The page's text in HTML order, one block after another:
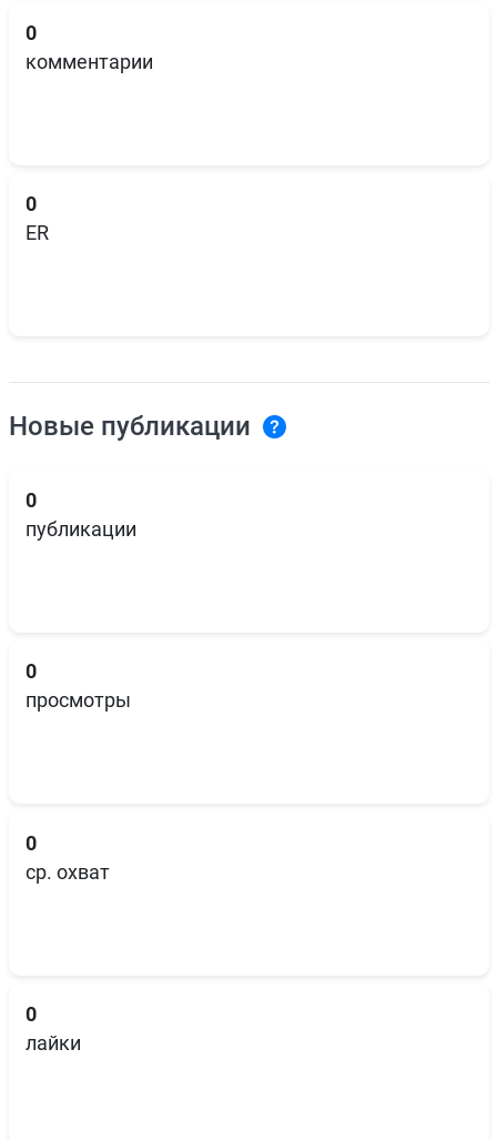
0
комментарии
0
ER
Новые публикации
0
публикации
0
просмотры
0
ср. охват
0
лайки